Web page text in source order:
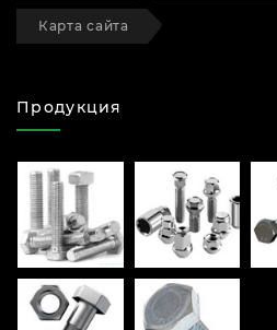
Карта сайта
Продукция